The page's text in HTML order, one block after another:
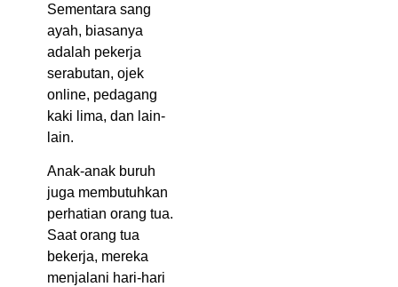
Sementara sang
ayah, biasanya
adalah pekerja
serabutan, ojek
online, pedagang
kaki lima, dan lain-
lain.
Anak-anak buruh
juga membutuhkan
perhatian orang tua.
Saat orang tua
bekerja, mereka
menjalani hari-hari